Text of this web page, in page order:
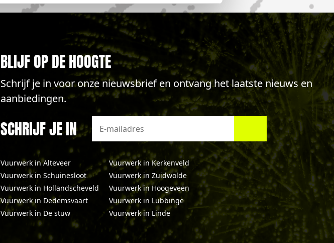
BLIJF OP DE HOOGTE
Schrijf je in voor onze nieuwsbrief en ontvang het laatste nieuws en
aanbiedingen.
SCHRIJF JE IN
Vuurwerk in Alteveer
Vuurwerk in Kerkenveld
Vuurwerk in Schuinesloot
Vuurwerk in Zuidwolde
Vuurwerk in Hollandscheveld
Vuurwerk in Hoogeveen
Vuurwerk in Dedemsvaart
Vuurwerk in Lubbinge
Vuurwerk in De stuw
Vuurwerk in Linde